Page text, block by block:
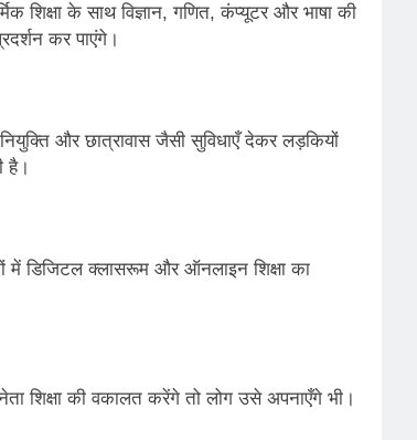
शिक्षा के साथ विज्ञान, गणित, कंप्यूटर और भाषा की
कर पाएंगे।
और छात्रावास जैसी सुविधाएँ देकर लड़कियों
है।
डिजिटल क्लासरूम और ऑनलाइन शिक्षा का
शिक्षा की वकालत करेंगे तो लोग उसे अपनाएँगे भी।